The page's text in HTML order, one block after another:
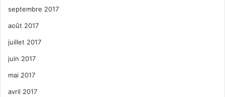
septembre 2017
août 2017
juillet 2017
juin 2017
mai 2017
avril 2017